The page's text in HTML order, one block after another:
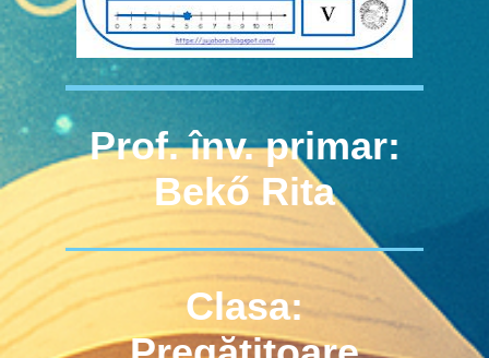
Prof. înv. primar:
Bekő Rita
Clasa: